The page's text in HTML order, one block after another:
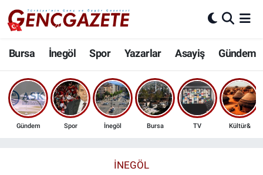
Bursa İnegöl Spor Yazarlar Asayiş Gündem
Gündem Spor İnegöl Bursa TV Kültür&
İNEGÖL
Bursa
İnegöl
3.SAYFA
Nöbetçi Eczaneler
Hava Durumu
Trafik Durumu